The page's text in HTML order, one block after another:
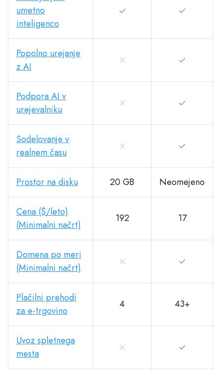
umetno
inteligenco
Popolno urejanje
z AI
Podpora AI v
urejevalniku
Sodelovanje v
realnem času
Prostor na disku 20 GB Neomejeno
Cena ($/leto)
(Minimalni načrt)
192 17
Domena po meri
(Minimalni načrt)
Plačilni prehodi
za e-trgovino
4 43+
Uvoz spletnega
mesta